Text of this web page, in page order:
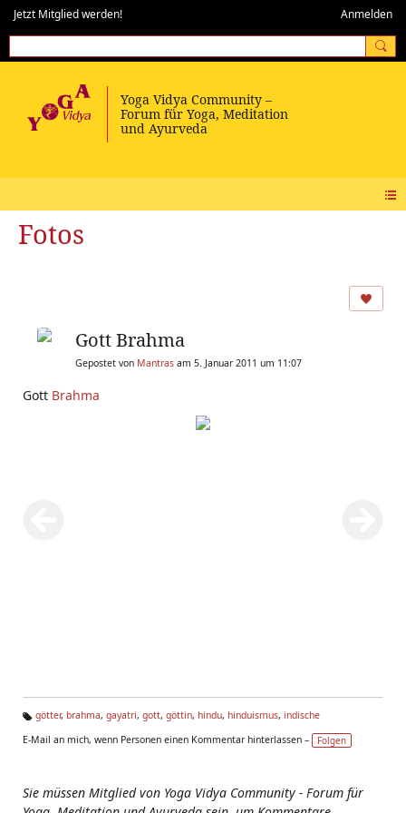
Jetzt Mitglied werden! Anmelden
Fotos
Gott Brahma
Gepostet von Mantras am 5. Januar 2011 um 11:07
Gott Brahma
g
götter, brahma, gayatri, gott, göttin, hindu, hinduismus, indische
E-Mail an mich, wenn Personen einen Kommentar hinterlassen –
Folgen
Sie müssen Mitglied von Yoga Vidya Community - Forum für